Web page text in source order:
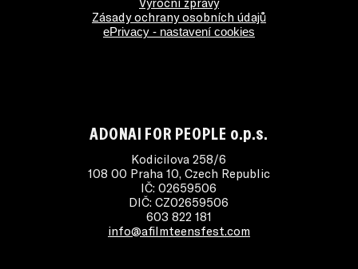
Zásady ochrany osobních údajů
ePrivacy - nastavení cookies
ADONAI FOR PEOPLE o.p.s.
Kodicilova 258/6
108 00 Praha 10, Czech Republic
IČ: 02659506
DIČ: CZ02659506
603 822 181
info@afilmteensfest.com